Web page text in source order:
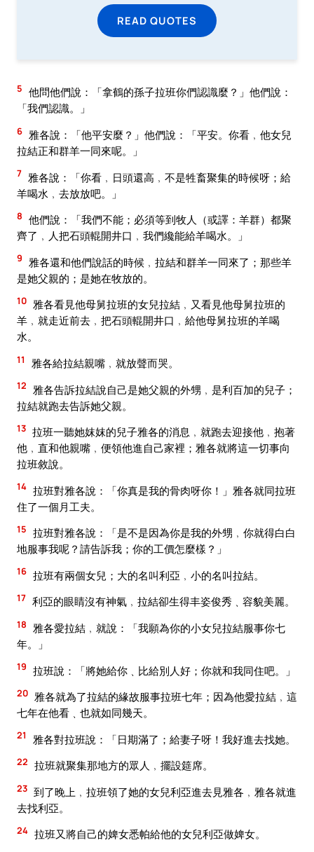
READ QUOTES
5 他問他們說：「拿鶴的孫子拉班你們認識麼？」他們說：
「我們認識。」
6 雅各說：「他平安麼？」他們說：「平安。你看﹐他女兒
拉結正和群羊一同來呢。」
7 雅各說：「你看﹐日頭還高﹐不是牲畜聚集的時候呀；給
羊喝水﹐去放放吧。」
8 他們說：「我們不能；必須等到牧人（或譯：羊群）都聚
齊了﹐人把石頭輥開井口﹐我們纔能給羊喝水。」
9
雅各還和他們說話的時候﹐拉結和群羊一同來了；那些羊
是她父親的；是她在牧放的。
10 雅各看見他母舅拉班的女兒拉結﹐又看見他母舅拉班的
羊﹐就走近前去﹐把石頭輥開井口﹐給他母舅拉班的羊喝
水。
11 雅各給拉結親嘴﹐就放聲而哭。
12
雅各告訴拉結說自己是她父親的外甥﹐是利百加的兒子；
拉結就跑去告訴她父親。
13 拉班一聽她妺妺的兒子雅各的消息﹐就跑去迎接他﹐抱著
他﹐直和他親嘴﹐便領他進自己家裡；雅各就將這一切事向
拉班敘說。
14 拉班對雅各說：「你真是我的骨肉呀你！」雅各就同拉班
住了一個月工夫。
15 拉班對雅各說：「是不是因為你是我的外甥﹐你就得白白
地服事我呢？請告訴我；你的工價怎麼樣？」
16 拉班有兩個女兒；大的名叫利亞﹐小的名叫拉結。
17 利亞的眼睛沒有神氣﹐拉結卻生得丰姿俊秀﹑容貌美麗。
18 雅各愛拉結﹐就說：「我願為你的小女兒拉結服事你七
年。」
19 拉班說：「將她給你﹑比給別人好；你就和我同住吧。」
20 雅各就為了拉結的緣故服事拉班七年；因為他愛拉結﹐這
七年在他看﹑也就如同幾天。
21 雅各對拉班說：「日期滿了；給妻子呀！我好進去找她。
22 拉班就聚集那地方的眾人﹐擺設筵席。
23 到了晚上﹐拉班領了她的女兒利亞進去見雅各﹐雅各就進
去找利亞。
24 拉班又將自己的婢女悉帕給他的女兒利亞做婢女。